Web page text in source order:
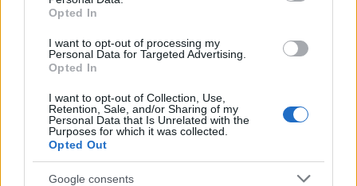
Opted In
I want to opt-out of processing my
Personal Data for Targeted Advertising.
Opted In
I want to opt-out of Collection, Use,
Retention, Sale, and/or Sharing of my
Personal Data that Is Unrelated with the
Purposes for which it was collected.
Opted Out
Google consents